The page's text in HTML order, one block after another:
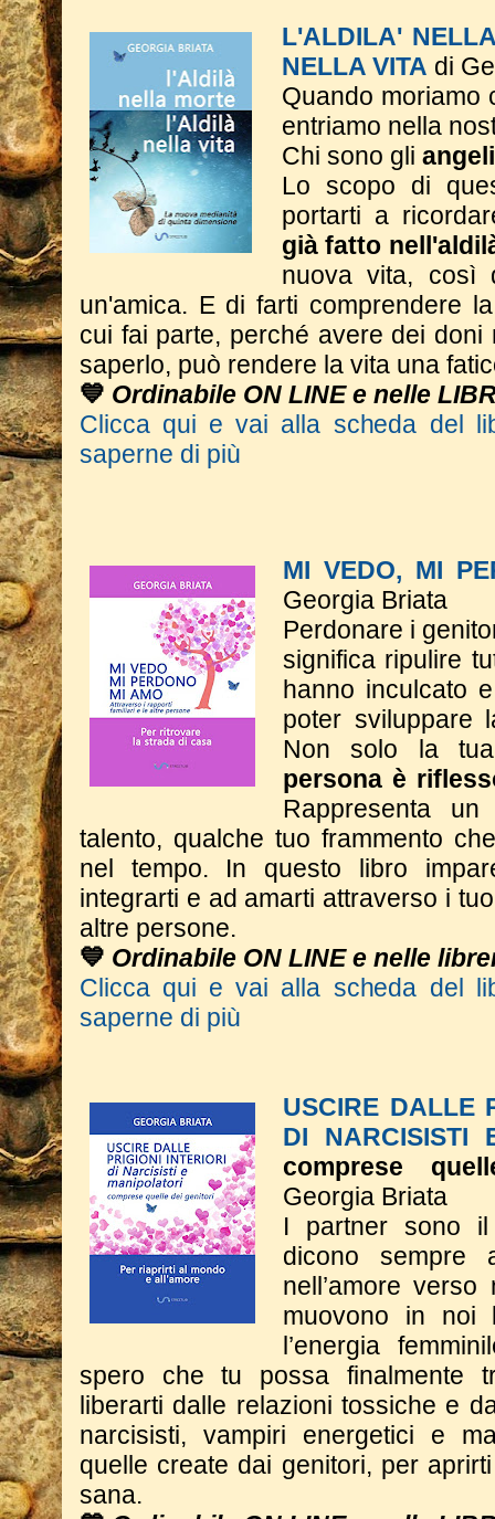
L'ALDILA'
NELLA VITA di
Quando moriamo
entriamo nella
Chi sono gli angeli
Lo scopo di
portarti a
già fatto
nuova vita, così
un'amica. E di farti comprendere
cui fai parte, perché avere dei doni
saperlo, può rendere la vita una
💙 Ordinabile ON LINE e nelle
Clicca qui e vai alla scheda del
saperne di più
MI VEDO, MI
Georgia Briata
Perdonare i
significa ripulire
hanno inculcato
poter sviluppare
Non solo la
persona è
Rappresenta
talento, qualche tuo frammento
nel tempo.
In questo libro
integrarti e ad amarti attraverso i
altre persone.
💙 Ordinabile ON LINE e nelle
Clicca qui e vai alla scheda del
saperne di più
USCIRE DALLE
DI NARCISISTI
comprese
Georgia Briata
I partner sono
dicono sempre
nell’amore
muovono in noi
l’energia
spero che tu possa finalmente
liberarti dalle relazioni tossiche e
narcisisti, vampiri energetici e
quelle create dai genitori, per
sana.